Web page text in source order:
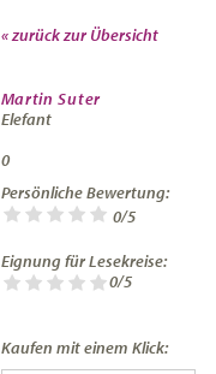
« zurück zur Übersicht
Martin Suter
Elefant
0
Persönliche Bewertung:
0/5
Eignung für Lesekreise:
0/5
Kaufen mit einem Klick: